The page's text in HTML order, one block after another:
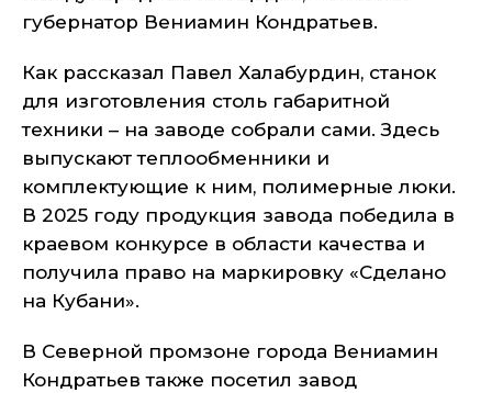
губернатор Вениамин Кондратьев.
Как рассказал Павел Халабурдин, станок
для изготовления столь габаритной
техники – на заводе собрали сами. Здесь
выпускают теплообменники и
комплектующие к ним, полимерные люки.
В 2025 году продукция завода победила в
краевом конкурсе в области качества и
получила право на маркировку «Сделано
на Кубани».
В Северной промзоне города Вениамин
Кондратьев также посетил завод